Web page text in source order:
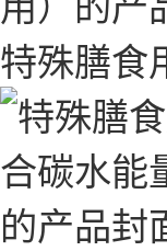
特殊膳食